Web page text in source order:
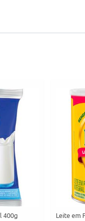
400g
Leite em